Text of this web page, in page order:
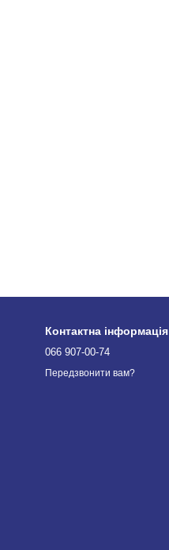
Контактна інформація
066 907-00-74
Передзвонити вам?